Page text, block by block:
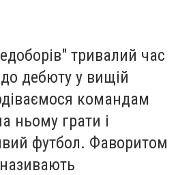
тривалий час
дебюту у вищій
командам
ньому грати і
футбол. Фаворитом